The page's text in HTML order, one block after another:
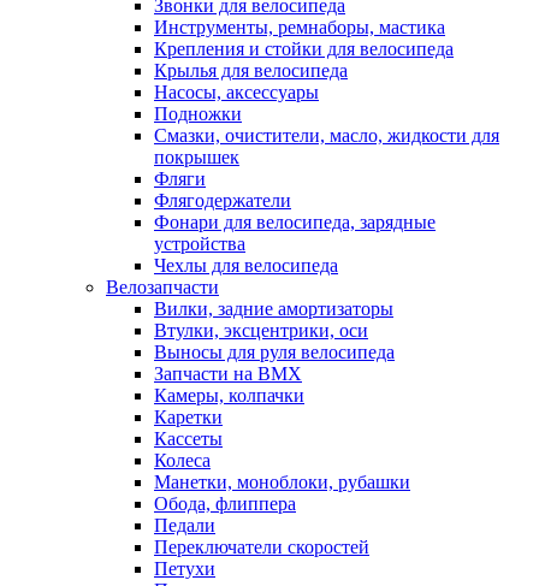
Звонки для велосипеда
Инструменты, ремнаборы, мастика
Крепления и стойки для велосипеда
Крылья для велосипеда
Насосы, аксессуары
Подножки
Смазки, очистители, масло, жидкости для
покрышек
Фляги
Флягодержатели
Фонари для велосипеда, зарядные
устройства
Чехлы для велосипеда
Велозапчасти
Вилки, задние амортизаторы
Втулки, эксцентрики, оси
Выносы для руля велосипеда
Запчасти на BMX
Камеры, колпачки
Каретки
Кассеты
Колеса
Манетки, моноблоки, рубашки
Обода, флиппера
Педали
Переключатели скоростей
Петухи